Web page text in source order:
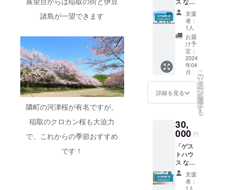
諸島が一望できます
隣町の河津桜が有名ですが、
稲取のクロカン桜も大迫力
で、これからの季節おすすめ
です！
前には
必ずお
届けの
リター
ンに貼
付され
たラベ
ルや注
意書き
をご確
さい。
宿泊の
お客様
には
「お総
菜 な
ぎ」の
お総菜
で朝食
をご用
意しま
す。
（通常
泊券は
メール
でお送
りいた
します
ので、
ご利用
の際に
ぎ」の
ファミ
リータ
イプの
お部屋
（3～4
名様）
に、1泊
2日ご宿
泊でき
る宿泊
券を1枚
ご提供
す。
「お総
菜 な
ぎ」の
お総菜
で朝食
をご用
意しま
す。 宿
支援
者：
1人
お届
け予
定：
2024
年04
月
詳細を見る
こ
の
リ
タ
ー
ン
を
選
択
す
る
30,
000 円
「ゲス
トハウ
ス な
ぎ」に1
泊2日で
ご宿泊
支援
者：
1人